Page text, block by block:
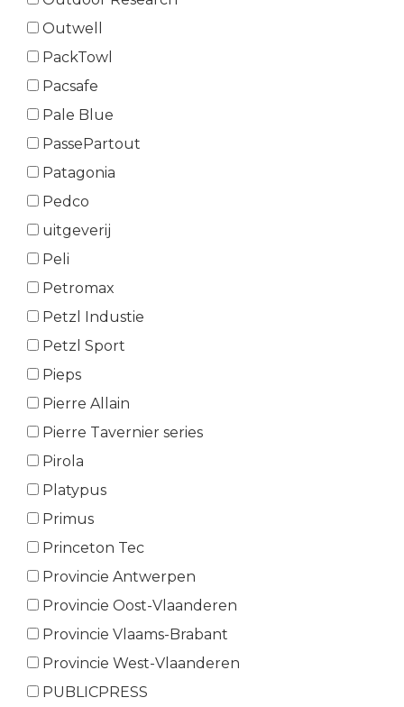
Outwell
PackTowl
Pacsafe
Pale Blue
PassePartout
Patagonia
Pedco
uitgeverij
Peli
Petromax
Petzl Industie
Petzl Sport
Pieps
Pierre Allain
Pierre Tavernier series
Pirola
Platypus
Primus
Princeton Tec
Provincie Antwerpen
Provincie Oost-Vlaanderen
Provincie Vlaams-Brabant
Provincie West-Vlaanderen
PUBLICPRESS